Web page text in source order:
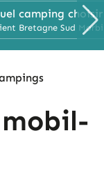
camping
Bretagne Sud